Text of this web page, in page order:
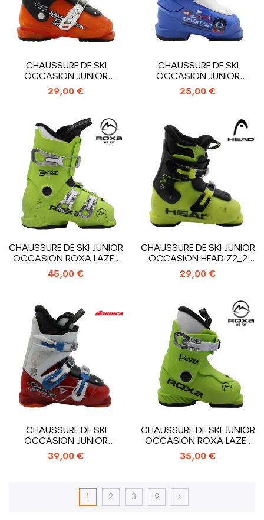
CHAUSSURE DE SKI
OCCASION JUNIOR
SALOMON T2_2
CROCHETS
29,00 €
CHAUSSURE DE SKI
OCCASION JUNIOR
SALOMON T1_1 CROCHET
25,00 €
CHAUSSURE DE SKI JUNIOR
OCCASION ROXA LAZER
3_3...
45,00 €
CHAUSSURE DE SKI JUNIOR
OCCASION HEAD Z2_2
CROCHETS
29,00 €
CHAUSSURE DE SKI
OCCASION JUNIOR
NORDICA FIRE ARROW...
39,00 €
CHAUSSURE DE SKI JUNIOR
OCCASION ROXA LAZER
1_1 CROCHET
35,00 €
1 2 3 9